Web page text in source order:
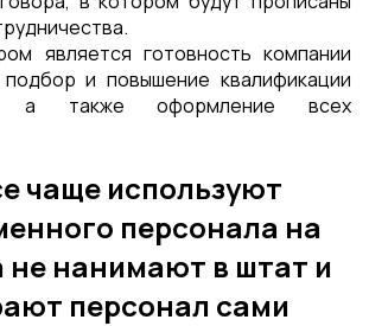
является готовность компании
и повышение квалификации
а также оформление всех
чаще используют
персонала на
не нанимают в штат и
персонал сами